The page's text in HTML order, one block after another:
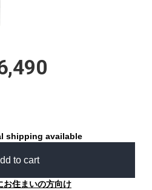
shipping available
to cart
お住まいの方向け